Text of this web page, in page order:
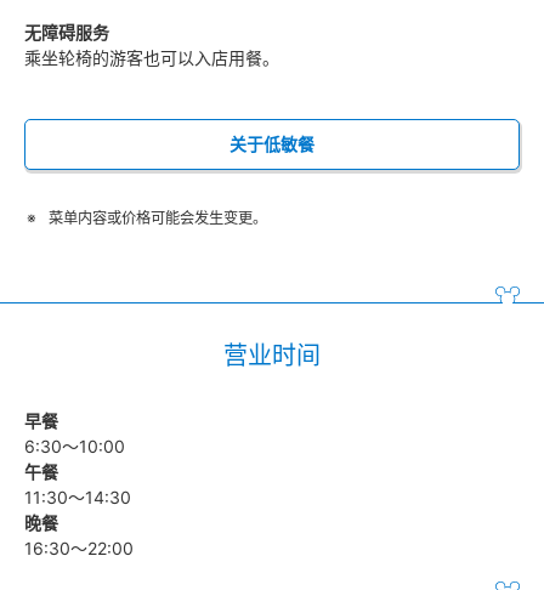
无障碍服务
乘坐轮椅的游客也可以入店用餐。
关于低敏餐
菜单内容或价格可能会发生变更。
营业时间
早餐
6:30～10:00
午餐
11:30～14:30
晚餐
16:30～22:00